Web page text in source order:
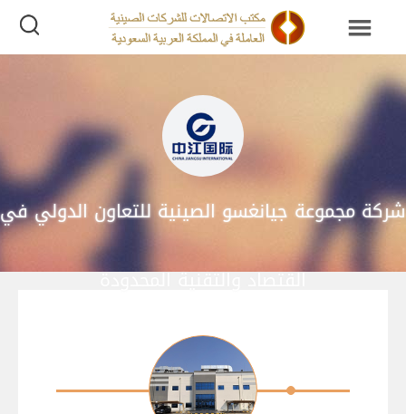
شركة مجموعة جيانغسو الصينية للتعاون الدولي في
القتصاد والتقنية المحدودة